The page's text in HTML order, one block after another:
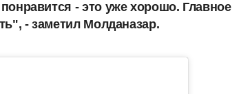
- это уже хорошо. Главное
- заметил Молданазар.